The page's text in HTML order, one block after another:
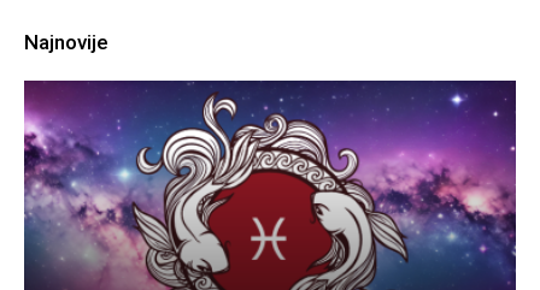
Najnovije